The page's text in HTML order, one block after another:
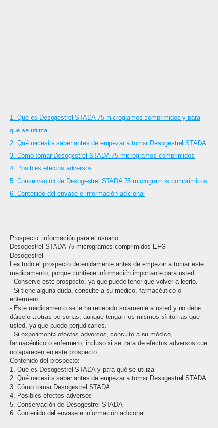
1. Qué es Desogestrel STADA 75 microgramos comprimidos y para
qué se utiliza
2. Qué necesita saber antes de empezar a tomar Desogestrel STADA
3. Cómo tomar Desogestrel STADA 75 microgramos comprimidos
4. Posibles efectos adversos
5. Conservación de Desogestrel STADA 75 microgramos comprimidos
6. Contenido del envase e información adicional
Prospecto: información para el usuario
Desogestrel STADA 75 microgramos comprimidos EFG
Desogestrel
Lea todo el prospecto detenidamente antes de empezar a tomar este
medicamento, porque contiene información importante para usted
- Conserve este prospecto, ya que puede tener que volver a leerlo.
- Si tiene alguna duda, consulte a su médico, farmacéutico o
enfermero.
- Este medicamento se le ha recetado solamente a usted y no debe
dárselo a otras personas, aunque tengan los mismos síntomas que
usted, ya que puede perjudicarles.
- Si experimenta efectos adversos, consulte a su médico,
farmacéutico o enfermero, incluso si se trata de efectos adversos que
no aparecen en este prospecto.
Contenido del prospecto:
1. Qué es Desogestrel STADA y para qué se utiliza
2. Qué necesita saber antes de empezar a tomar Desogestrel STADA
3. Cómo tomar Desogestrel STADA
4. Posibles efectos adversos
5. Conservación de Desogestrel STADA
6. Contenido del envase e información adicional